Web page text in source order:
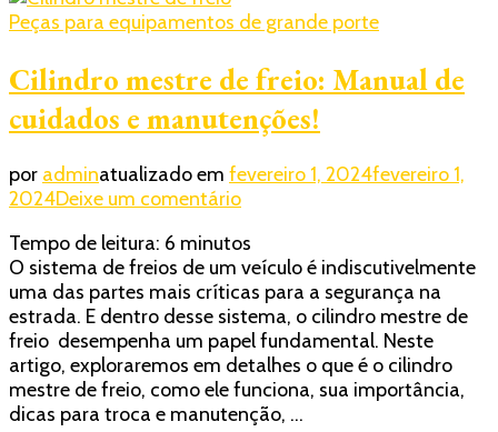
Peças para equipamentos de grande porte
Cilindro mestre de freio: Manual de
cuidados e manutenções!
por adminatualizado em fevereiro 1, 2024fevereiro 1,
2024Deixe um comentárioem
mestre
de
freio:
Manual
de
cuidados
e
manutenções!
Tempo de leitura: 6 minutos
O sistema de freios de um veículo é indiscutivelmente
uma das partes mais críticas para a segurança na
estrada. E dentro desse sistema, o cilindro mestre de
freio desempenha um papel fundamental. Neste
artigo, exploraremos em detalhes o que é o cilindro
mestre de freio, como ele funciona, sua importância,
dicas para troca e manutenção, …